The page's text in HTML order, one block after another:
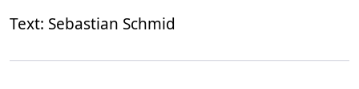
Text: Sebastian Schmid